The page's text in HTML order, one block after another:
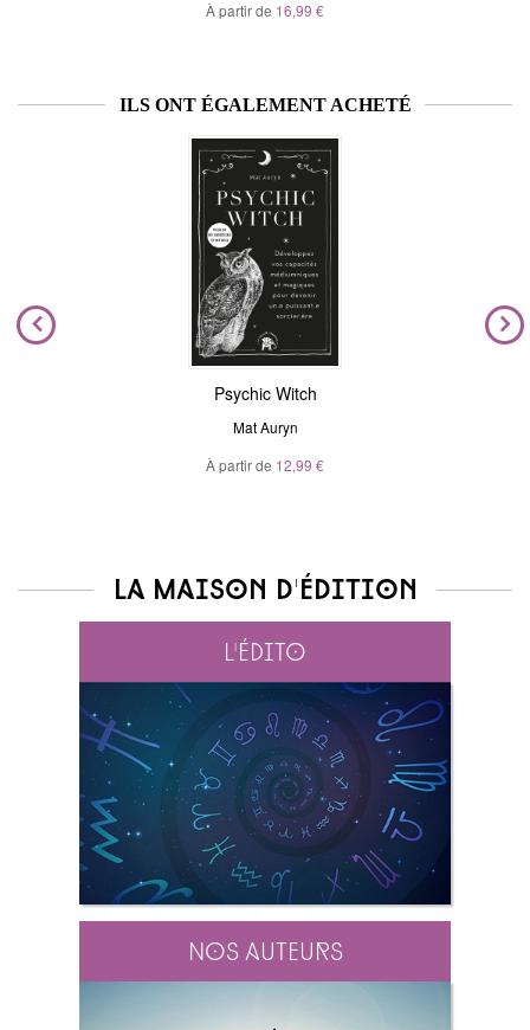
À partir de 16,99 €
ILS ONT ÉGALEMENT ACHETÉ
Psychic Witch
Mat Auryn
À partir de 12,99 €
La maison d'édition
L'édito
Nos auteurs